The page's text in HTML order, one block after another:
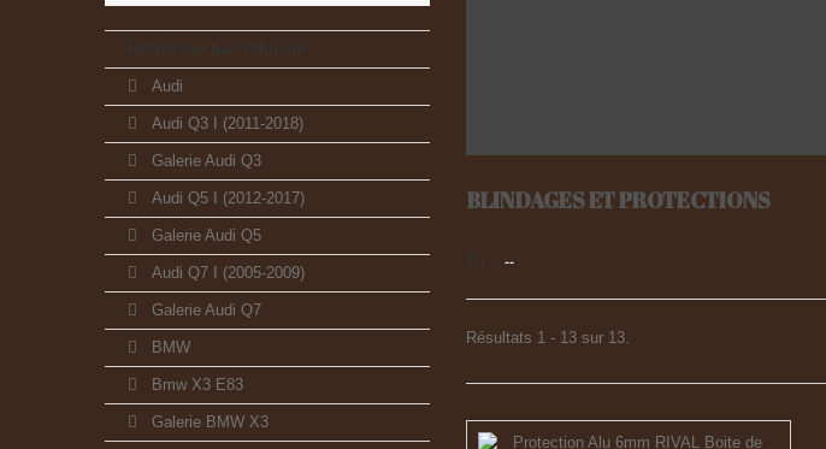
Recherche par Véhicule
Audi
Audi Q3 I (2011-2018)
Galerie Audi Q3
Audi Q5 I (2012-2017)
Galerie Audi Q5
Audi Q7 I (2005-2009)
Galerie Audi Q7
BMW
Bmw X3 E83
Galerie BMW X3
BLINDAGES ET PROTECTIONS
--
Résultats 1 - 13 sur 13.